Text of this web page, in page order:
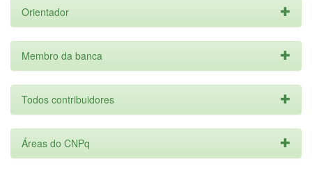
Orientador
Membro da banca
Todos contribuidores
Áreas do CNPq